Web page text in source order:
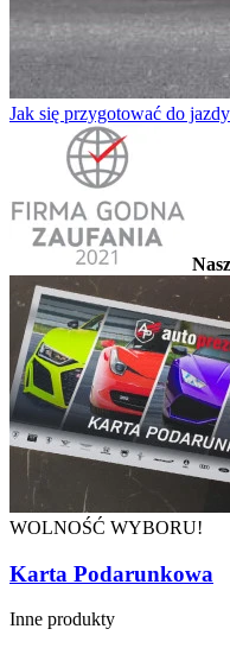
Jak się przygotować do
WOLNOŚĆ WYBORU!
Karta Podarunkowa
Inne produkty